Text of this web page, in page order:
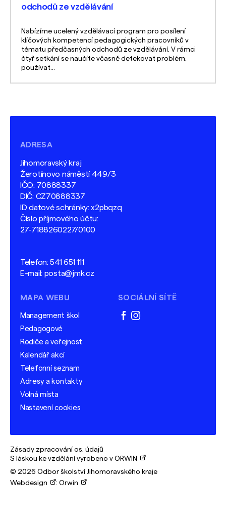
odchodů ze vzdělávání
Nabízíme ucelený vzdělávací program pro posílení
klíčových kompetencí pedagogických pracovníků v
tématu předčasných odchodů ze vzdělávání. V rámci
čtyř setkání se naučíte včasně detekovat problém,
používat...
ADRESA
Jihomoravský kraj
Žerotínovo náměstí 449/3
IČO: 70888337
DIČ: CZ70888337
ID datové schránky: x2pbqzq
Číslo příjmového účtu:
27-7188260227/0100
Telefon:541 651 111
E-mail: posta@jmk.cz
MAPA WEBU
Management škol
Pedagogové
Rodiče a veřejnost
Kalendář akcí
Telefonní seznam
Adresy a kontakty
Volná místa
Nastavení cookies
SOCIÁLNÍ SÍTĚ
facebook
instagram
Zásady zpracování os. údajů
S láskou ke vzdělání vyrobeno v ORWIN
© 2026 Odbor školství Jihomoravského kraje
Webdesign
: Orwin